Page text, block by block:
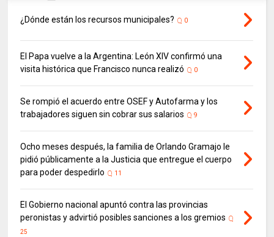
¿Dónde están los recursos municipales? 0
El Papa vuelve a la Argentina: León XIV confirmó una
visita histórica que Francisco nunca realizó
0
Se rompió el acuerdo entre OSEF y Autofarma y los
trabajadores siguen sin cobrar sus salarios
9
Ocho meses después, la familia de Orlando Gramajo le
pidió públicamente a la Justicia que entregue el cuerpo
para poder despedirlo
11
El Gobierno nacional apuntó contra las provincias
peronistas y advirtió posibles sanciones a los gremios
25